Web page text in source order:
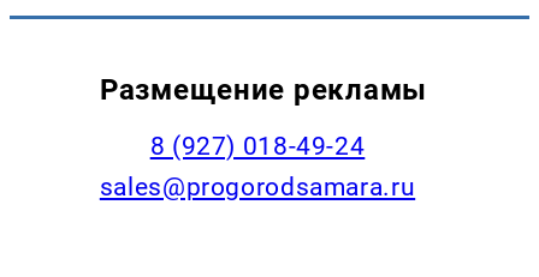
Размещение рекламы
8 (927) 018-49-24
sales@progorodsamara.ru